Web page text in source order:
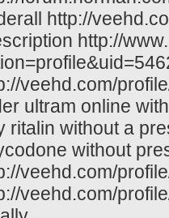
http://
http://
veehd.com/
ultram online
ritalin without a
without
veehd.com/
veehd.com/